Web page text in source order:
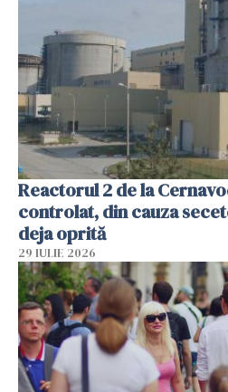
Reactorul 2 de la
controlat, din cauza
deja oprită
29 IULIE 2026